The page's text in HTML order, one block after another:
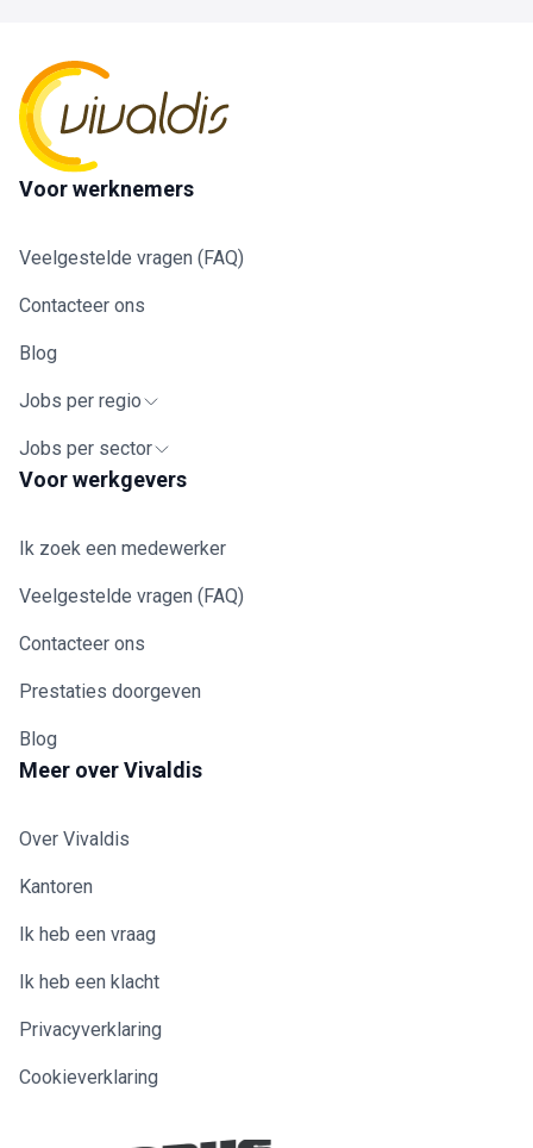
Voor werknemers
Veelgestelde vragen (FAQ)
Contacteer ons
Blog
Jobs per regio
Jobs per sector
Voor werkgevers
Ik zoek een medewerker
Veelgestelde vragen (FAQ)
Contacteer ons
Prestaties doorgeven
Blog
Meer over Vivaldis
Over Vivaldis
Kantoren
Ik heb een vraag
Ik heb een klacht
Privacyverklaring
Cookieverklaring